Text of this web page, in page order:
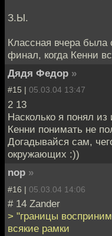
З.Ы.
Классная вчера была
финал, когда Кенни
Дядя Федор »
#15 | 05.03.04 13:47
2 13
Насколько я понял
Кенни понимать не
Догадывайся сам,
окружающих :))
nop »
#16 | 05.03.04 14:06
# 14 Zander
> "границы
всякие рамки